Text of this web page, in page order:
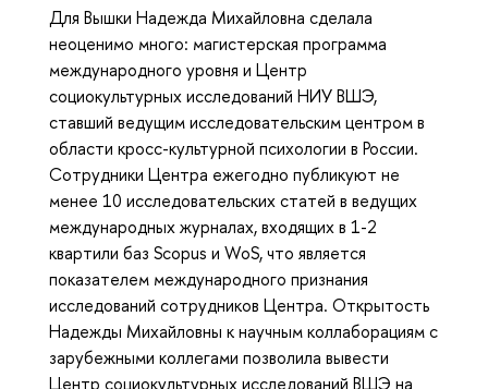
Для Вышки Надежда Михайловна сделала
неоценимо много: магистерская программа
международного уровня и Центр
социокультурных исследований НИУ ВШЭ,
ставший ведущим исследовательским центром в
области кросс-культурной психологии в России.
Сотрудники Центра ежегодно публикуют не
менее 10 исследовательских статей в ведущих
международных журналах, входящих в 1-2
квартили баз Scopus и WoS, что является
показателем международного признания
исследований сотрудников Центра. Открытость
Надежды Михайловны к научным коллаборациям с
зарубежными коллегами позволила вывести
Центр социокультурных исследований ВШЭ на